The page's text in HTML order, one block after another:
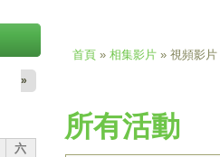
»
六
首頁 »相集影片 » 視頻影片
所有活動